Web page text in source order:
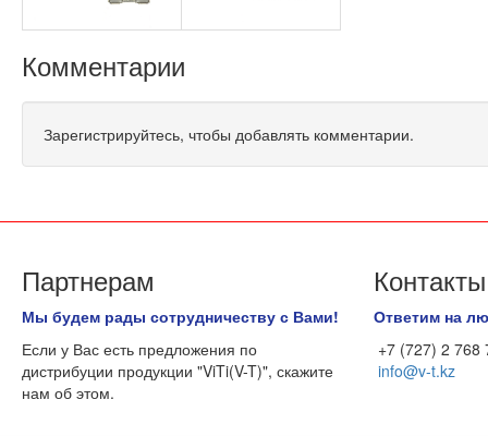
Комментарии
Зарегистрируйтесь, чтобы добавлять комментарии.
Партнерам
Мы будем рады сотрудничеству с Вами!
Если у Вас есть предложения по
дистрибуции продукции "ViTi(V-T)", скажите
нам об этом.
Контакты
Ответим на
+7 (727) 2 768
info@v-t.kz